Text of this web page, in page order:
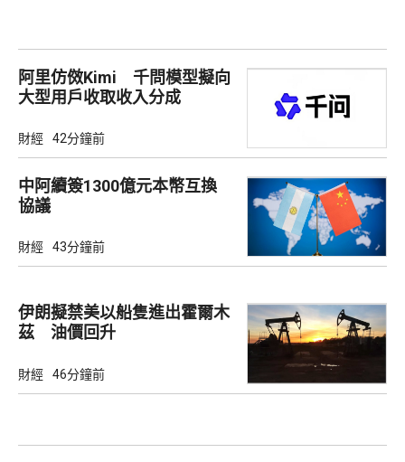
阿里仿傚Kimi 千問模型擬向
大型用戶收取收入分成
財經 42分鐘前
中阿續簽1300億元本幣互換
協議
財經 43分鐘前
伊朗擬禁美以船隻進出霍爾木
茲 油價回升
財經 46分鐘前